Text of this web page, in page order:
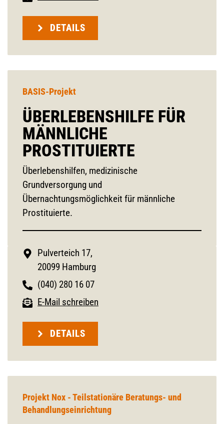
DETAILS
BASIS-Projekt
ÜBERLEBENSHILFE FÜR
MÄNNLICHE
PROSTITUIERTE
Überlebenshilfen, medizinische
Grundversorgung und
Übernachtungsmöglichkeit für männliche
Prostituierte.
Pulverteich 17,
20099 Hamburg
(040) 280 16 07
E-Mail schreiben
DETAILS
Projekt Nox - Teilstationäre Beratungs- und
Behandlungseinrichtung